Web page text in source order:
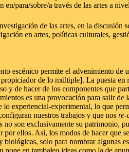
para/sobre/a través de las artes a
de las artes, en la discusión
en artes, políticas culturales,
escénico permite el advenimiento
de lo múltiple]. La puesta en
y de hacer de los componentes que
es una provocación para salir
experiencial-experimental, lo que
nuestros trabajos y que nos re-
son exclusivamente su patrimonio,
ellos. Así, los modos de hacer que
solo para nombrar algunas